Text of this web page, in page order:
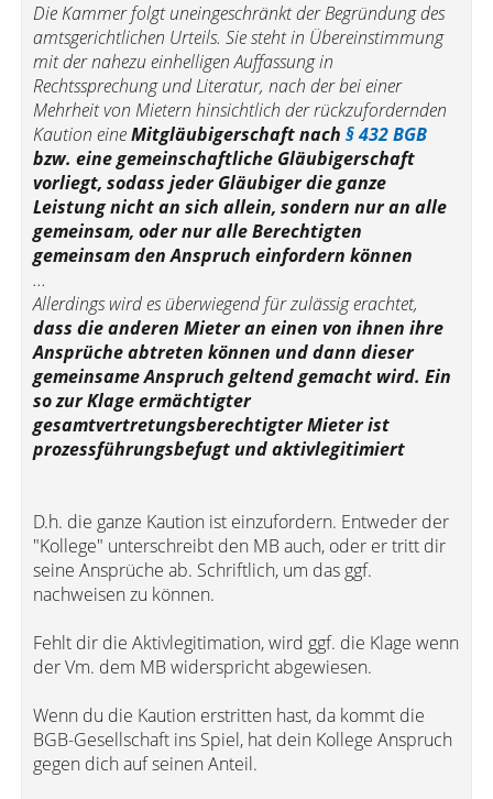
Die Kammer folgt uneingeschränkt der Begründung des
amtsgerichtlichen Urteils. Sie steht in Übereinstimmung
mit der nahezu einhelligen Auffassung in
Rechtssprechung und Literatur, nach der bei einer
Mehrheit von Mietern hinsichtlich der rückzufordernden
Kaution eineMitgläubigerschaft nach § 432 BGB
bzw. eine gemeinschaftliche Gläubigerschaft
vorliegt, sodass jeder Gläubiger die ganze
Leistung nicht an sich allein, sondern nur an alle
gemeinsam, oder nur alle Berechtigten
gemeinsam den Anspruch einfordern können
...
Allerdings wird es überwiegend für zulässig erachtet,
dass die anderen Mieter an einen von ihnen ihre
Ansprüche abtreten können und dann dieser
gemeinsame Anspruch geltend gemacht wird. Ein
so zur Klage ermächtigter
gesamtvertretungsberechtigter Mieter ist
prozessführungsbefugt und aktivlegitimiert
D.h. die ganze Kaution ist einzufordern. Entweder der
"Kollege" unterschreibt den MB auch, oder er tritt dir
seine Ansprüche ab. Schriftlich, um das ggf.
nachweisen zu können.
Fehlt dir die Aktivlegitimation, wird ggf. die Klage wenn
der Vm. dem MB widerspricht abgewiesen.
Wenn du die Kaution erstritten hast, da kommt die
BGB-Gesellschaft ins Spiel, hat dein Kollege Anspruch
gegen dich auf seinen Anteil.